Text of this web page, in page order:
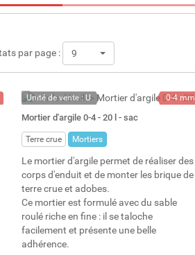
par page : 9
Unité de vente : U
A la demande
0-4 mm
Mortier d'argile 0-4 - 20 l - sac
Terre crue Mortiers
Le mortier d'argile permet de réaliser des
corps d'enduit et de monter les brique de
terre crue et adobes.
Ce mortier est formulé avec du sable
roulé riche en fine : il se taloche
facilement et présente une belle
adhérence.